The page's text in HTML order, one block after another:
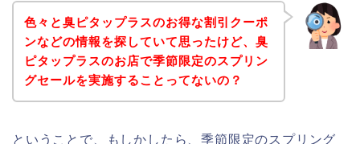
色々と臭ピタップラスのお得な割引クーポ
ンなどの情報を探していて思ったけど、臭
ピタップラスのお店で季節限定のスプリン
グセールを実施することってないの？
ということで、もしかしたら、季節限定のスプリング